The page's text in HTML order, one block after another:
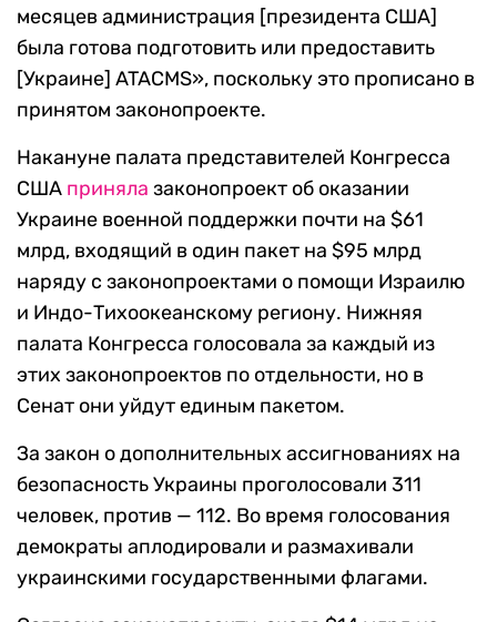
месяцев администрация [президента США]
была готова подготовить или предоставить
[Украине] ATACMS», поскольку это прописано в
принятом законопроекте.
Накануне палата представителей Конгресса
США приняла законопроект об оказании
Украине военной поддержки почти на $61
млрд, входящий в один пакет на $95 млрд
наряду с законопроектами о помощи Израилю
и Индо-Тихоокеанскому региону. Нижняя
палата Конгресса голосовала за каждый из
этих законопроектов по отдельности, но в
Сенат они уйдут единым пакетом.
За закон о дополнительных ассигнованиях на
безопасность Украины проголосовали 311
человек, против — 112. Во время голосования
демократы аплодировали и размахивали
украинскими государственными флагами.